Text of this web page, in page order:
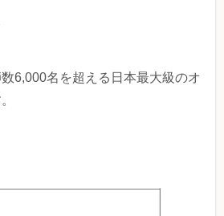
6,000名を超える日本最大級のオ